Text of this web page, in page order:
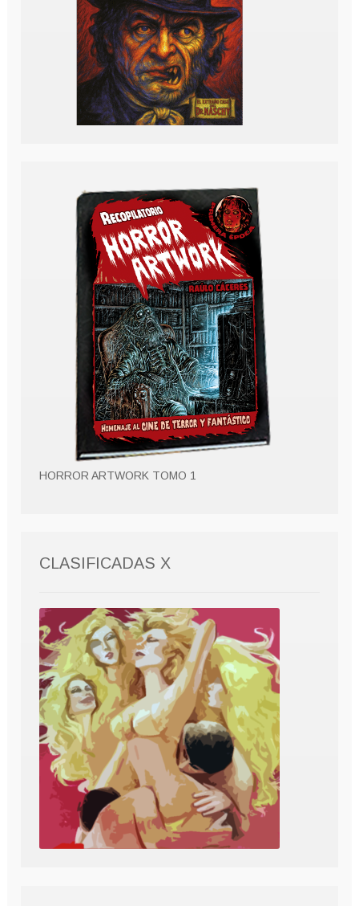
HORROR ARTWORK TOMO 1
CLASIFICADAS X